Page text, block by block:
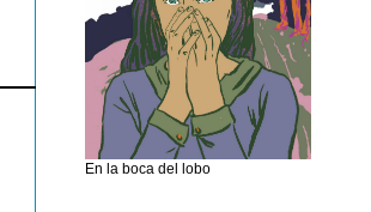
En la boca del lobo